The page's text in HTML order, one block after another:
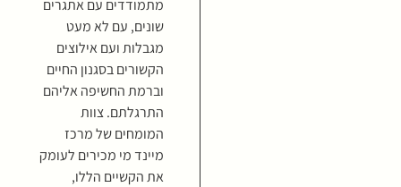
מתמודדים עם אתגרים
שונים, עם לא מעט
מגבלות ועם אילוצים
הקשורים בסגנון החיים
וברמת החשיפה אליהם
התרגלתם. צוות
המומחים של מרכז
מיינד מי מכירים לעומק
את הקשיים הללו,